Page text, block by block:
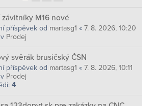
M16 nové
příspěvek od martasg1 « 7. 8. 2026, 10:20
Prodej
svěrák brusičský ČSN
příspěvek od martasg1 « 7. 8. 2026, 10:11
Prodej
4